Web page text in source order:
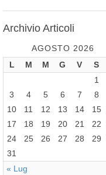
Archivio Articoli
AGOSTO 2026
L
M M G V S
« Lug
1
3
4 5 6 7 8
10
11 12 13 14 15
17
18 19 20 21 22
24
25 26 27 28 29
31